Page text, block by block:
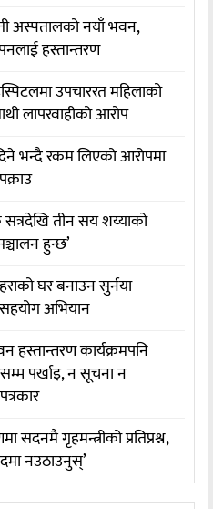
अस्पतालको नयाँ भवन,
हस्तान्तरण
उपचाररत महिलाको
लापरवाहीको आरोप
भन्दै रकम लिएको आरोपमा
सत्रदेखि तीन सय शय्याको
हुन्छ’
घर बनाउन सुर्नया
अभियान
हस्तान्तरण कार्यक्रमपनि
पर्खाइ, न सूचना न
सदनमै गृहमन्त्रीको प्रतिप्रश्न,
नउठाउनुस्’